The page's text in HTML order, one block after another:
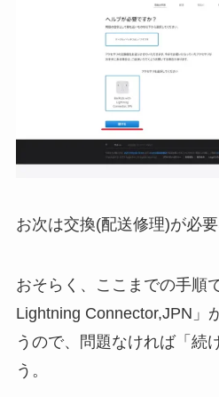
お次は交換(配送修理)が必
おそらく、ここまでの手順
Lightning Connector,JPN」
うので、問題なければ「続
う。